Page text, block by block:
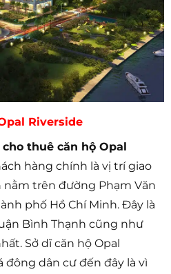
Riverside
cho thuê căn hộ Opal
hàng chính là vị trí giao
trên đường Phạm Văn
phố Hồ Chí Minh. Đây là
Bình Thạnh cũng như
Sở dĩ căn hộ Opal
đông dân cư đến đây là vì